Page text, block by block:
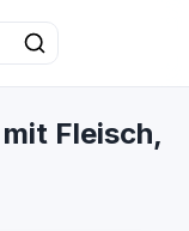
Fleisch,